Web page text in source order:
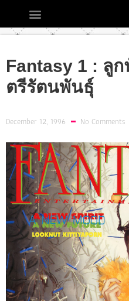
Fantasy 1 : ลู
ตรีรัตนพันธุ์
December 12, 1996 No Comments